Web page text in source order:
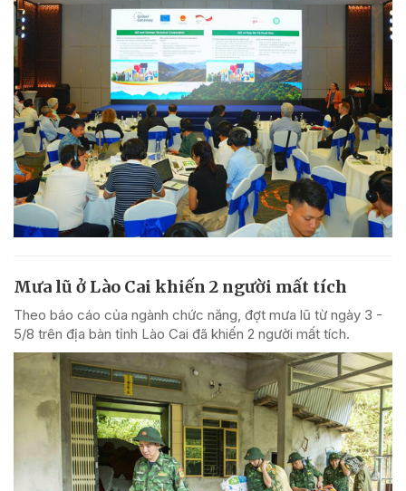
Mưa lũ ở Lào Cai khiến 2 người mất tích
Theo báo cáo của ngành chức năng, đợt mưa lũ từ ngày 3 -
5/8 trên địa bàn tỉnh Lào Cai đã khiến 2 người mất tích.